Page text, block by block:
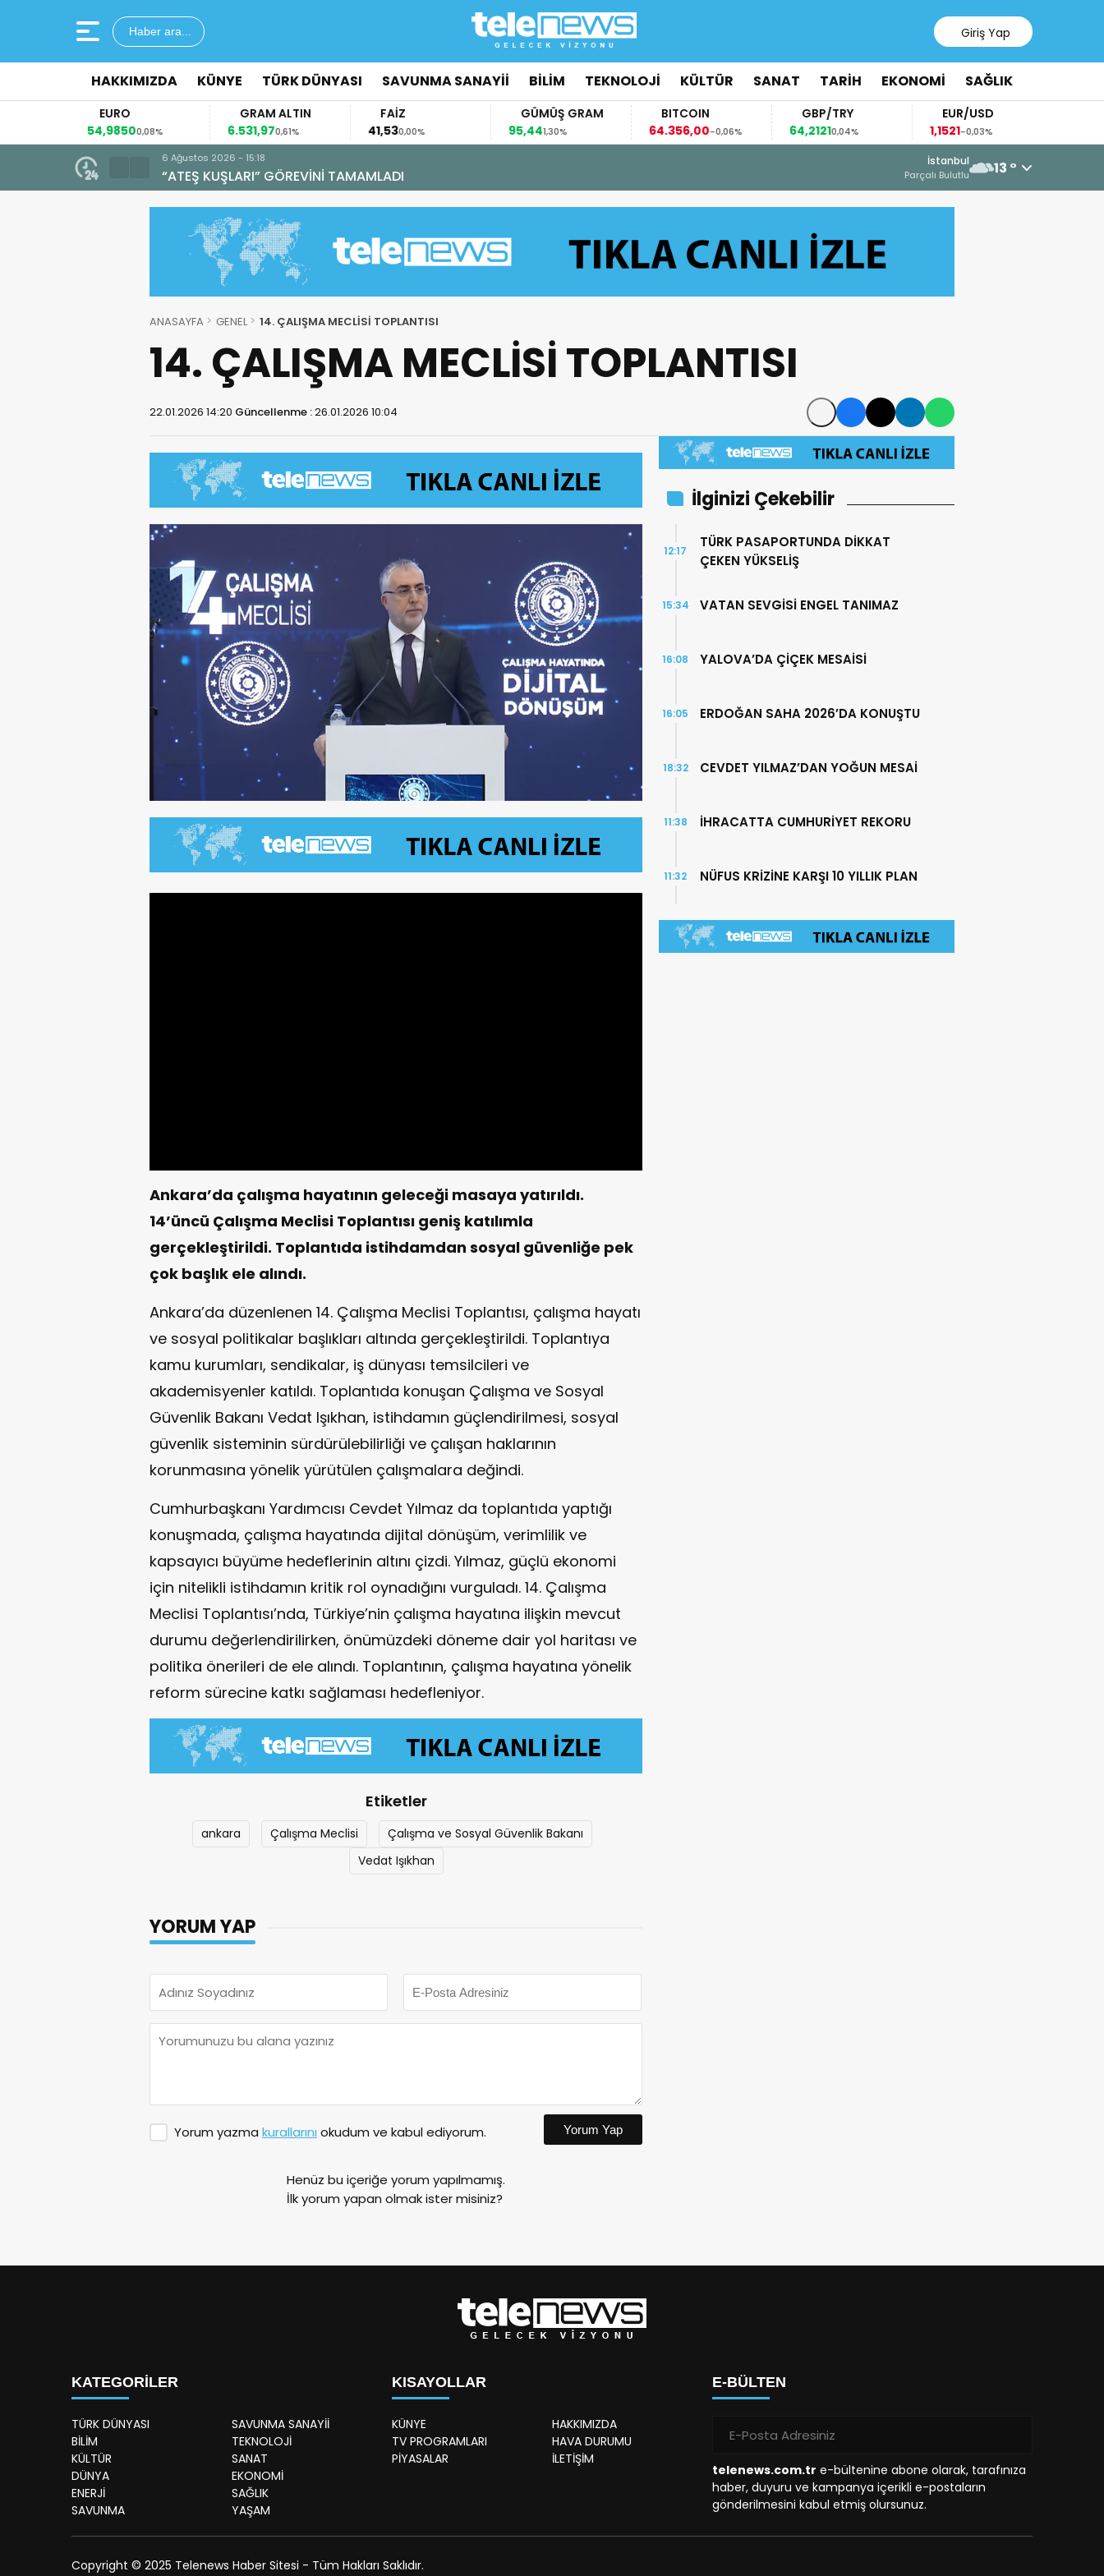
Haber ara... Giriş Yap
HAKKIMIZDA KÜNYE TÜRK DÜNYASI SAVUNMA SANAYİİ BİLİM TEKNOLOJİ KÜLTÜR SANAT TARİH EKONOMİ SAĞLIK
EURO
54,98500,08%
GRAM ALTIN
6.531,970,61%
FAİZ
41,530,00%
GÜMÜŞ GRAM
95,441,30%
BITCOIN
64.356,00-0,06%
GBP/TRY
64,21210,04%
EUR/USD
1,1521-0,03%
6 Ağustos 2026 - 15:18
“ATEŞ KUŞLARI” GÖREVİNİ TAMAMLADI
6 Ağustos 2026 - 15:12
AZERBAYCAN’DAN FİLİSTİN’E OKUL
İstanbul
Parçalı Bulutlu 13 °
ANASAYFA GENEL 14. ÇALIŞMA MECLİSİ TOPLANTISI
14. ÇALIŞMA MECLİSİ TOPLANTISI
22.01.2026 14:20 Güncellenme :26.01.2026 10:04
Ankara’da çalışma hayatının geleceği masaya yatırıldı.
14’üncü Çalışma Meclisi Toplantısı geniş katılımla
gerçekleştirildi. Toplantıda istihdamdan sosyal güvenliğe pek
çok başlık ele alındı.
Ankara’da düzenlenen 14. Çalışma Meclisi Toplantısı, çalışma hayatı
ve sosyal politikalar başlıkları altında gerçekleştirildi. Toplantıya
kamu kurumları, sendikalar, iş dünyası temsilcileri ve
akademisyenler katıldı. Toplantıda konuşan Çalışma ve Sosyal
Güvenlik Bakanı Vedat Işıkhan, istihdamın güçlendirilmesi, sosyal
güvenlik sisteminin sürdürülebilirliği ve çalışan haklarının
korunmasına yönelik yürütülen çalışmalara değindi.
Cumhurbaşkanı Yardımcısı Cevdet Yılmaz da toplantıda yaptığı
konuşmada, çalışma hayatında dijital dönüşüm, verimlilik ve
kapsayıcı büyüme hedeflerinin altını çizdi. Yılmaz, güçlü ekonomi
için nitelikli istihdamın kritik rol oynadığını vurguladı. 14. Çalışma
Meclisi Toplantısı’nda, Türkiye’nin çalışma hayatına ilişkin mevcut
durumu değerlendirilirken, önümüzdeki döneme dair yol haritası ve
politika önerileri de ele alındı. Toplantının, çalışma hayatına yönelik
reform sürecine katkı sağlaması hedefleniyor.
Etiketler
ankara Çalışma Meclisi
Çalışma ve Sosyal Güvenlik Bakanı
Vedat Işıkhan
YORUM YAP
Yorum yazma kurallarını okudum ve kabul ediyorum. Yorum Yap
Henüz bu içeriğe yorum yapılmamış.
İlk yorum yapan olmak ister misiniz?
İlginizi Çekebilir
TÜRK PASAPORTUNDA DİKKAT
ÇEKEN YÜKSELİŞ
12:17
VATAN SEVGİSİ ENGEL TANIMAZ
15:34
YALOVA’DA ÇİÇEK MESAİSİ
16:08
ERDOĞAN SAHA 2026’DA KONUŞTU
16:05
CEVDET YILMAZ’DAN YOĞUN MESAİ
18:32
İHRACATTA CUMHURİYET REKORU
11:38
NÜFUS KRİZİNE KARŞI 10 YILLIK PLAN
11:32
KATEGORİLER
TÜRK DÜNYASI
SAVUNMA SANAYİİ
BİLİM
TEKNOLOJİ
KÜLTÜR
SANAT
DÜNYA
EKONOMİ
ENERJİ
SAĞLIK
SAVUNMA
YAŞAM
KISAYOLLAR
KÜNYE
HAKKIMIZDA
TV PROGRAMLARI
HAVA DURUMU
PİYASALAR
İLETİŞİM
E-BÜLTEN
telenews.com.tr e-bültenine abone olarak, tarafınıza
haber, duyuru ve kampanya içerikli e-postaların
gönderilmesini kabul etmiş olursunuz.
Copyright © 2025 Telenews Haber Sitesi - Tüm Hakları Saklıdır.